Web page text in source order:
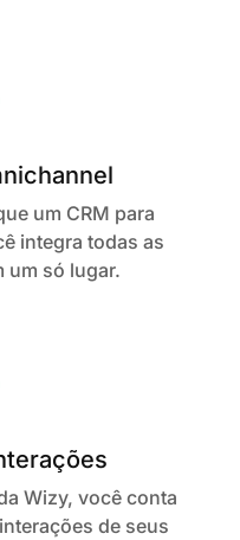
um CRM para
integra todas as
um só lugar.
Wizy, você conta
de seus